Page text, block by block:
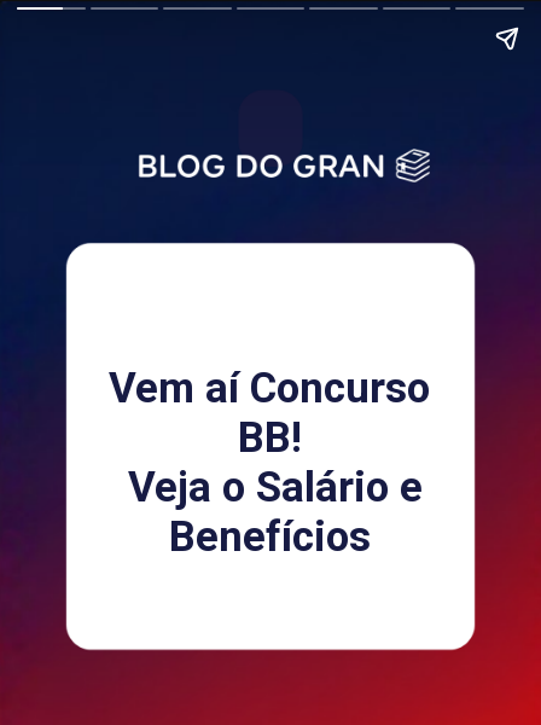
Vem aí Concurso
BB!
Veja o Salário e
Benefícios